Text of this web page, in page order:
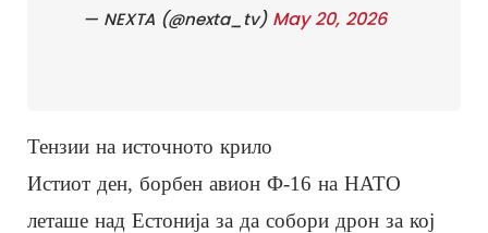
— NEXTA (@nexta_tv) May 20, 2026
Тензии на источното крило
Истиот ден, борбен авион Ф-16 на НАТО
леташе над Естонија за да собори дрон за кој